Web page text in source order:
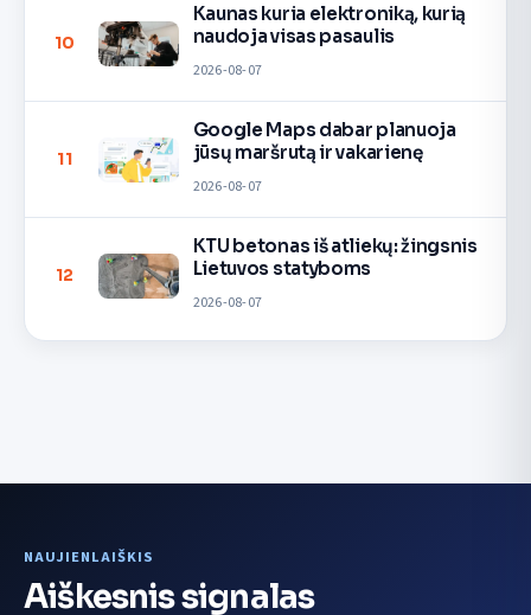
10
Kaunas kuria elektroniką, kurią
naudoja visas pasaulis
2026-08-07
11
Google Maps dabar planuoja
jūsų maršrutą ir vakarienę
2026-08-07
12
KTU betonas iš atliekų: žingsnis
Lietuvos statyboms
2026-08-07
NAUJIENLAIŠKIS
Aiškesnis signalas